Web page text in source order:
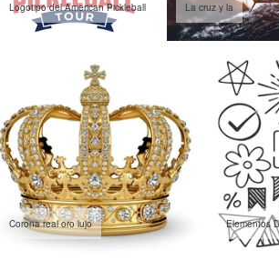
Logotipo del American Pickleball La cruz y la
Corona real oro lujo Elementos